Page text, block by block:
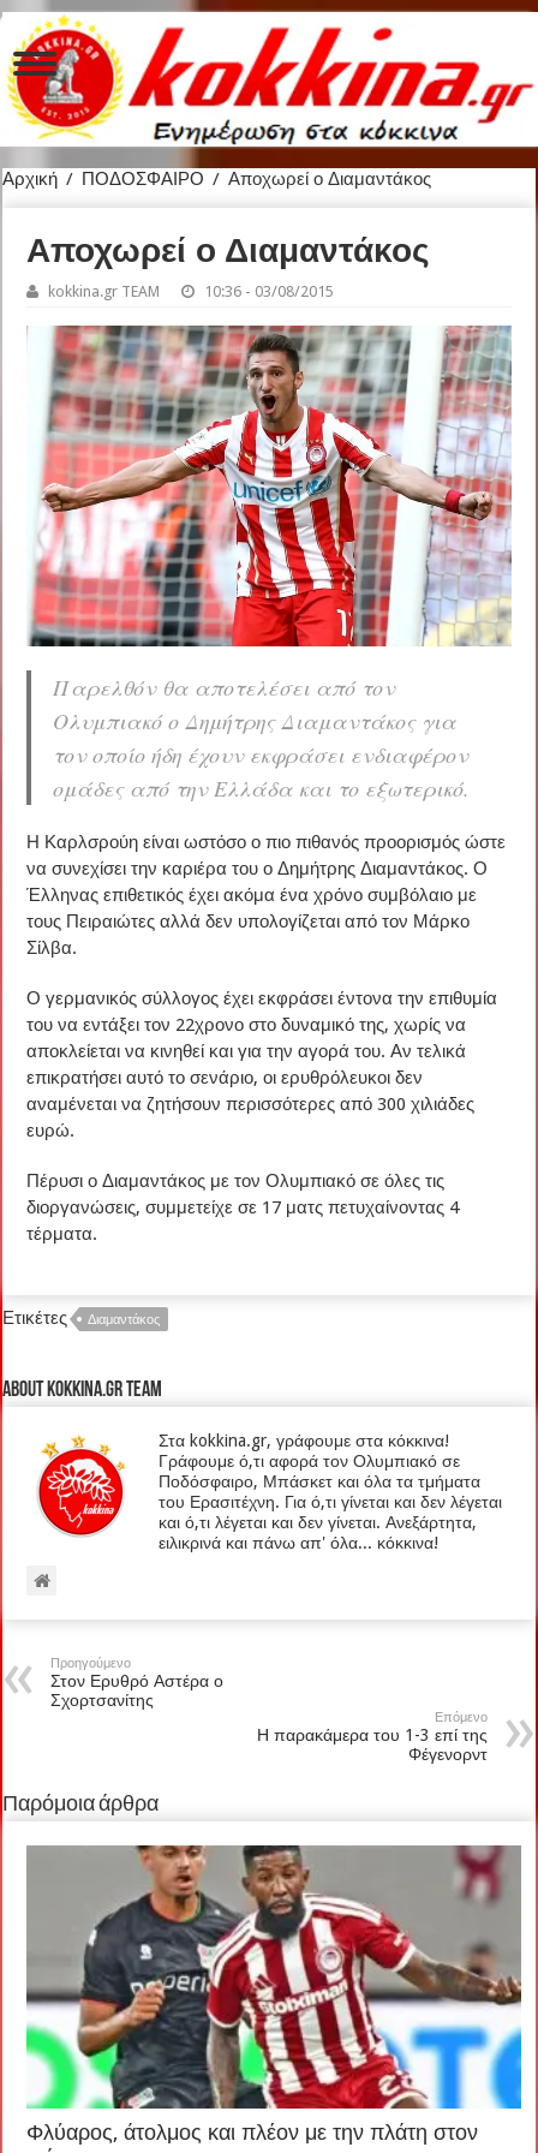
Αρχική / ΠΟΔΟΣΦΑΙΡΟ / Αποχωρεί ο Διαμαντάκος
Αποχωρεί ο Διαμαντάκος
kokkina.gr TEAM 10:36 - 03/08/2015
Παρελθόν θα αποτελέσει από τον
Ολυμπιακό ο Δημήτρης Διαμαντάκος για
τον οποίο ήδη έχουν εκφράσει ενδιαφέρον
ομάδες από την Ελλάδα και το εξωτερικό.
Η Καρλσρούη είναι ωστόσο ο πιο πιθανός προορισμός ώστε
να συνεχίσει την καριέρα του ο Δημήτρης Διαμαντάκος. Ο
Έλληνας επιθετικός έχει ακόμα ένα χρόνο συμβόλαιο με
τους Πειραιώτες αλλά δεν υπολογίζεται από τον Μάρκο
Σίλβα.
Ο γερμανικός σύλλογος έχει εκφράσει έντονα την επιθυμία
του να εντάξει τον 22χρονο στο δυναμικό της, χωρίς να
αποκλείεται να κινηθεί και για την αγορά του. Αν τελικά
επικρατήσει αυτό το σενάριο, οι ερυθρόλευκοι δεν
αναμένεται να ζητήσουν περισσότερες από 300 χιλιάδες
ευρώ.
Πέρυσι ο Διαμαντάκος με τον Ολυμπιακό σε όλες τις
διοργανώσεις, συμμετείχε σε 17 ματς πετυχαίνοντας 4
τέρματα.
Ετικέτες Διαμαντάκος
About kokkina.gr TEAM
Στα kokkina.gr, γράφουμε στα κόκκινα!
Γράφουμε ό,τι αφορά τον Ολυμπιακό σε
Ποδόσφαιρο, Μπάσκετ και όλα τα τμήματα
του Ερασιτέχνη. Για ό,τι γίνεται και δεν λέγεται
και ό,τι λέγεται και δεν γίνεται. Ανεξάρτητα,
ειλικρινά και πάνω απ' όλα... κόκκινα!
Προηγούμενο
Στον Ερυθρό Αστέρα ο
Σχορτσανίτης
Επόμενο
Η παρακάμερα του 1-3 επί της
Φέγενορντ
Παρόμοια άρθρα
Φλύαρος, άτολμος και πλέον με την πλάτη στον